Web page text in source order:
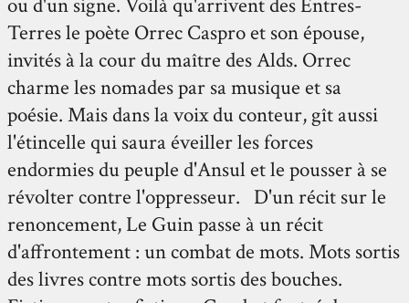
ou d'un signe. Voilà qu'arrivent des Entres-
Terres le poète Orrec Caspro et son épouse,
invités à la cour du maître des Alds. Orrec
charme les nomades par sa musique et sa
poésie. Mais dans la voix du conteur, gît aussi
l'étincelle qui saura éveiller les forces
endormies du peuple d'Ansul et le pousser à se
révolter contre l'oppresseur. D'un récit sur le
renoncement, Le Guin passe à un récit
d'affrontement : un combat de mots. Mots sortis
des livres contre mots sortis des bouches.